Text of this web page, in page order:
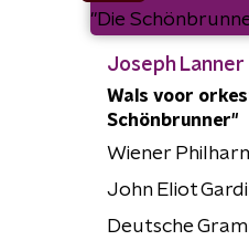
Joseph Lanner
Wals voor
Schönbrunner"
Wiener
John Eliot
Deutsche